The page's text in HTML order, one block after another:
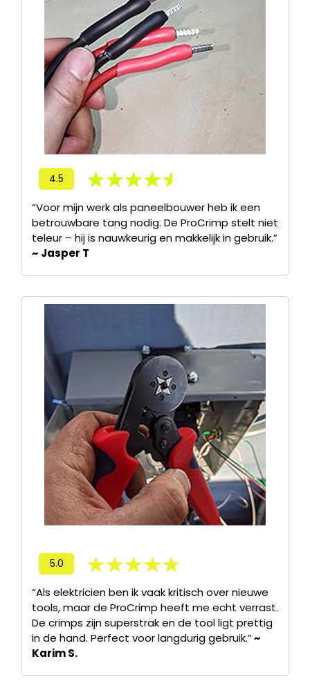
4.5
“Voor mijn werk als paneelbouwer heb ik een
betrouwbare tang nodig. De ProCrimp stelt niet
teleur – hij is nauwkeurig en makkelijk in gebruik.”
~ Jasper T
5.0
“Als elektricien ben ik vaak kritisch over nieuwe
tools, maar de ProCrimp heeft me echt verrast.
De crimps zijn superstrak en de tool ligt prettig
in de hand. Perfect voor langdurig gebruik.”~
Karim S.